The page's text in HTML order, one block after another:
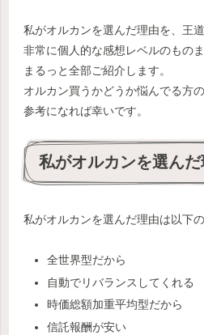
私がオルカンを選んだ理由を、王
非常に個人的な感想レベルのもの
まるっと全部ご紹介します。
オルカン買うかどうか悩んでる方の
参考になれば幸いです。
私がオルカンを選んだ
私がオルカンを選んだ理由は以下の
全世界型だから
自動でリバランスしてくれる
時価総額加重平均型だから
信託報酬が安い